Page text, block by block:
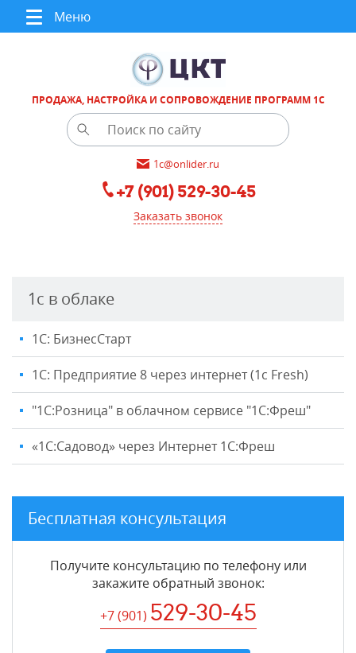
Меню
ПРОДАЖА, НАСТРОЙКА И СОПРОВОЖДЕНИЕ ПРОГРАММ 1С
1c@onlider.ru
+7 (901) 529-30-45
Заказать звонок
1с в облаке
1С: БизнесСтарт
1С: Предприятие 8 через интернет (1c Fresh)
"1C:Розница" в облачном сервисе "1С:Фреш"
«1С:Садовод» через Интернет 1С:Фреш
Бесплатная консультация
Получите консультацию по телефону или
закажите обратный звонок:
+7 (901) 529-30-45